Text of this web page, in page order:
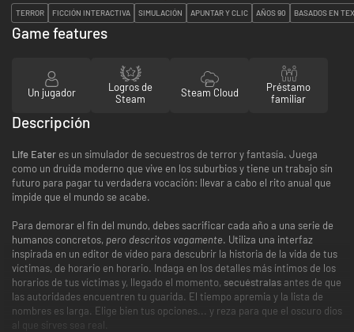
TERROR FICCIÓN INTERACTIVA SIMULACIÓN APUNTAR Y CLIC AÑOS 90 BASADOS EN
Game features
Un jugador
Logros de
Steam
Steam Cloud
Préstamo
familiar
Descripción
Life Eater es un simulador de secuestros de terror y fantasía. Juega
como un druida moderno que vive en los suburbios y tiene un trabajo sin
futuro para pagar tu verdadera vocación: llevar a cabo el rito anual que
impide que el mundo se acabe.
Para demorar el fin del mundo, debes sacrificar cada año a una serie de
humanos concretos, pero descritos vagamente. Utiliza una interfaz
inspirada en un editor de vídeo para descubrir la historia de la vida de tus
víctimas, de horario en horario. Indaga en los detalles más íntimos de los
horarios de tus víctimas y, llegado el momento, secuéstralasantes de que
las autoridades encuentren tu guarida. El tiempo apremia y la lista de
nombres es larga. Elige bien tus opciones... y reza para que el oscuro dios
al que sirves sea real.